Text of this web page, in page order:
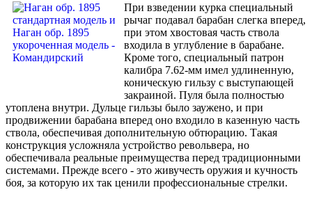
При взведении курка специальный
рычаг подавал барабан слегка вперед,
при этом хвостовая часть ствола
входила в углубление в барабане.
Кроме того, специальный патрон
калибра 7.62-мм имел удлиненную,
коническую гильзу с выступающей
закраиной. Пуля была полностью
утоплена внутри. Дульце гильзы было заужено, и при
продвижении барабана вперед оно входило в казенную часть
ствола, обеспечивая дополнительную обтюрацию. Такая
конструкция усложняла устройство револьвера, но
обеспечивала реальные преимущества перед традиционными
системами. Прежде всего - это живучесть оружия и кучность
боя, за которую их так ценили профессиональные стрелки.